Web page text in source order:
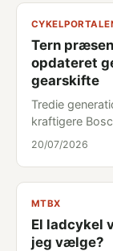
Tern
opdateret
gearskifte
Tredie
kraftigere
20/07/2026
MTBX
El ladcykel
jeg vælge?